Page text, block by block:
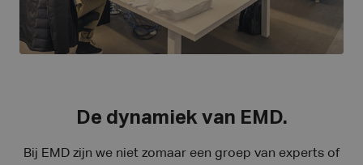
De dynamiek van EMD.
Bij EMD zijn we niet zomaar een groep van experts of